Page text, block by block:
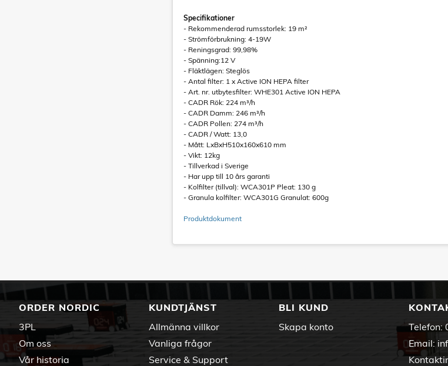
Specifikationer
- Rekommenderad rumsstorlek: 19 m²
- Strömförbrukning: 4-19W
- Reningsgrad: 99,98%
- Spänning:12 V
- Fläktlägen: Steglös
- Antal filter: 1 x Active ION HEPA filter
- Art. nr. utbytesfilter: WHE301 Active ION HEPA
- CADR Rök: 224 m³/h
- CADR Damm: 246 m³/h
- CADR Pollen: 274 m³/h
- CADR / Watt: 13,0
- Mått: LxBxH510x160x610 mm
- Vikt: 12kg
- Tillverkad i Sverige
- Har upp till 10 års garanti
- Kolfilter (tillval): WCA301P Pleat: 130 g
- Granula kolfilter: WCA301G Granulat: 600g
Produktdokument
ORDER NORDIC
3PL
Om oss
Vår historia
KUNDTJÄNST
Allmänna villkor
Vanliga frågor
Service & Support
BLI KUND
Skapa konto
Telefon:
Email: